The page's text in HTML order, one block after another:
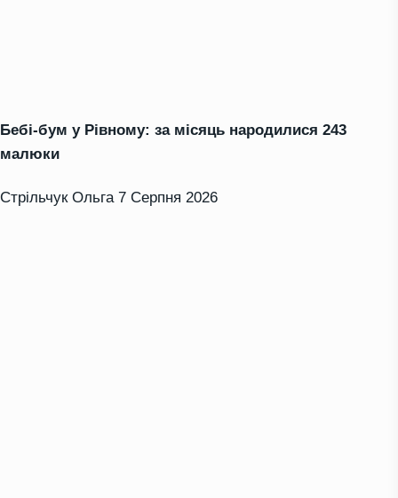
Бебі-бум у Рівному: за місяць народилися 243
малюки
Стрільчук Ольга 7 Серпня 2026